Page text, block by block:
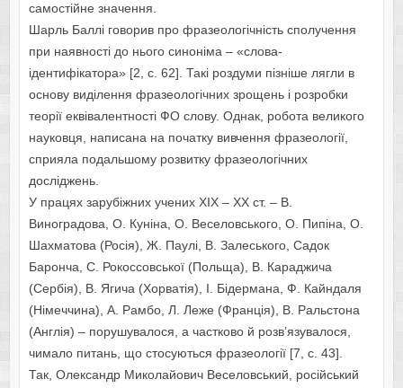
самостійне значення.
Шарль Баллі говорив про фразеологічність сполучення
при наявності до нього синоніма – «слова-
ідентифікатора» [2, c. 62]. Такі роздуми пізніше лягли в
основу виділення фразеологічних зрощень і розробки
теорії еквівалентності ФО слову. Однак, робота великого
науковця, написана на початку вивчення фразеології,
сприяла подальшому розвитку фразеологічних
досліджень.
У працях зарубіжних учених ХІХ – ХХ ст. – В.
Виноградова, О. Куніна, О. Веселовського, О. Пипіна, О.
Шахматова (Росія), Ж. Паулі, В. Залеського, Садок
Баронча, С. Рокоссовської (Польща), В. Караджича
(Сербія), В. Ягича (Хорватія), І. Бідермана, Ф. Кайндаля
(Німеччина), А. Рамбо, Л. Леже (Франція), В. Ральстона
(Англія) – порушувалося, а частково й розв’язувалося,
чимало питань, що стосуються фразеології [7, c. 43].
Так, Олександр Миколайович Веселовський, російський